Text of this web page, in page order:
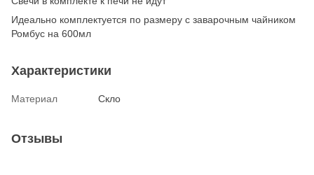
Идеально комплектуется по размеру с заварочным чайником
Ромбус на 600мл
Характеристики
Материал Скло
Отзывы